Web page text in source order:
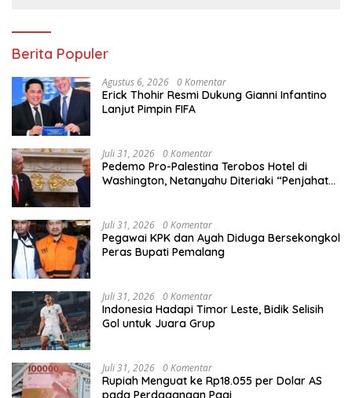
Berita Populer
Agustus 6, 2026 0 Komentar
Erick Thohir Resmi Dukung Gianni Infantino
Lanjut Pimpin FIFA
Juli 31, 2026 0 Komentar
Pedemo Pro-Palestina Terobos Hotel di
Washington, Netanyahu Diteriaki “Penjahat
Juli 31, 2026 0 Komentar
Pegawai KPK dan Ayah Diduga Bersekongkol
Peras Bupati Pemalang
Juli 31, 2026 0 Komentar
Indonesia Hadapi Timor Leste, Bidik Selisih
Gol untuk Juara Grup
Juli 31, 2026 0 Komentar
Rupiah Menguat ke Rp18.055 per Dolar AS
pada Perdagangan Pagi